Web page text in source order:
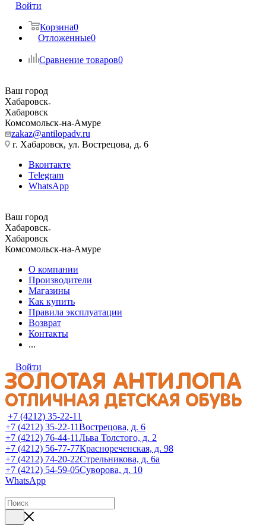
Войти
Корзина0
Отложенные0
Сравнение товаров0
Ваш город
Хабаровск
Хабаровск
Комсомольск-на-Амуре
zakaz@antilopadv.ru
г. Хабаровск, ул. Вострецова, д. 6
Вконтакте
Telegram
WhatsApp
Ваш город
Хабаровск
Хабаровск
Комсомольск-на-Амуре
О компании
Производители
Магазины
Как купить
Правила эксплуатации
Возврат
Контакты
...
Войти
+7 (4212) 35-22-11
+7 (4212) 35-22-11Вострецова, д. 6
+7 (4212) 76-44-11Льва Толстого, д. 2
+7 (4212) 56-77-77Краснореченская, д. 98
+7 (4212) 74-20-22Стрельникова, д. 6а
+7 (4212) 54-59-05Суворова, д. 10
WhatsApp